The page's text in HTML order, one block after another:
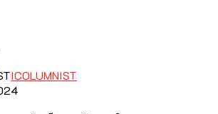
ICOLUMNIST